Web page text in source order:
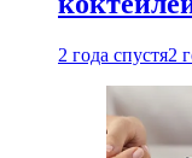
2 года спустя2